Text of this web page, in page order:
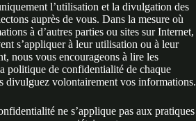
l’utilisation et la divulgation des
auprès de vous. Dans la mesure où
à d’autres parties ou sites sur Internet,
s’appliquer à leur utilisation ou à leur
nous vous encourageons à lire les
politique de confidentialité de chaque
divulguez volontairement vos informations.
ne s’applique pas aux pratiques